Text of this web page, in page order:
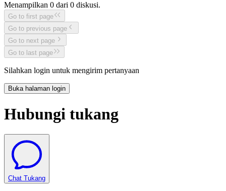
Menampilkan 0 dari 0 diskusi.
Go to first page
Go to previous page
Go to next page
Go to last page
Silahkan login untuk mengirim pertanyaan
Buka halaman login
Hubungi tukang
Chat Tukang